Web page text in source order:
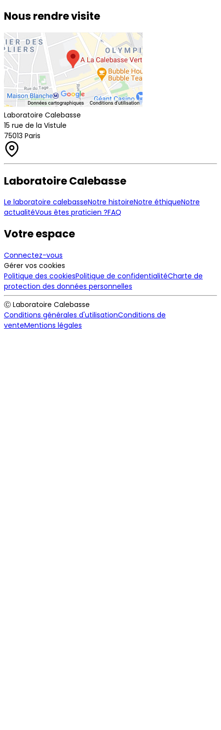
Nous rendre visite
Laboratoire Calebasse
15 rue de la Vistule
75013 Paris
Laboratoire Calebasse
Le laboratoire calebasseNotre histoireNotre éthiqueNotre
actualitéVous êtes praticien ?FAQ
Votre espace
Connectez-vous
Gérer vos cookies
Politique des cookiesPolitique de confidentialitéCharte de
protection des données personnelles
Ⓒ Laboratoire Calebasse
Conditions générales d'utilisationConditions de
venteMentions légales